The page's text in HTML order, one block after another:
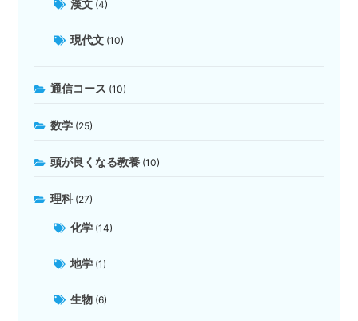
漢文 (4)
現代文 (10)
通信コース (10)
数学 (25)
頭が良くなる教養 (10)
理科 (27)
化学 (14)
地学 (1)
生物 (6)